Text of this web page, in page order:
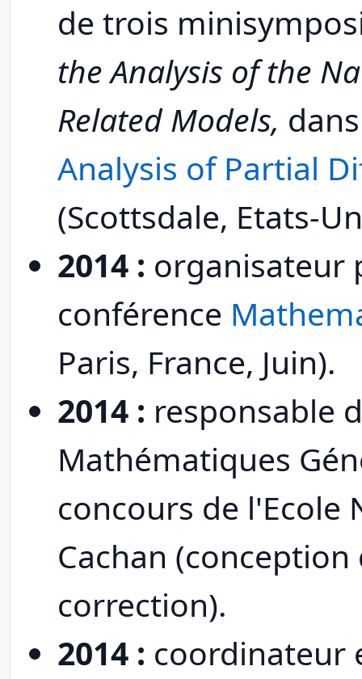
de trois
the Analysis of the
Related Models,
Analysis of Partial
(Scottsdale, Etats-
2014 : organisateur
conférence
Paris, France, Juin).
2014 : responsable
Mathématiques
concours de l'Ecole
Cachan
correction).
2014 : coordinateur